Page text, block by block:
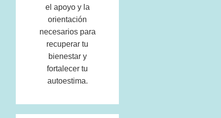
el apoyo y la
orientación
necesarios para
recuperar tu
bienestar y
fortalecer tu
autoestima.